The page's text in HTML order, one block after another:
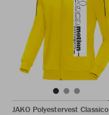
JAKO Polyestervest Classico